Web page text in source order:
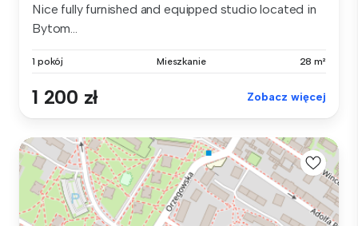
Nice fully furnished and equipped studio located in
Bytom...
1 pokój Mieszkanie 28 m²
1 200 zł Zobacz więcej